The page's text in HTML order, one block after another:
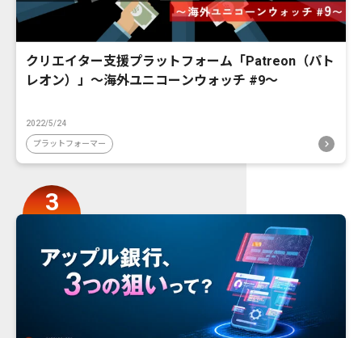
クリエイター支援プラットフォーム「Patreon（パト
レオン）」〜海外ユニコーンウォッチ #9〜
2022/5/24
プラットフォーマー